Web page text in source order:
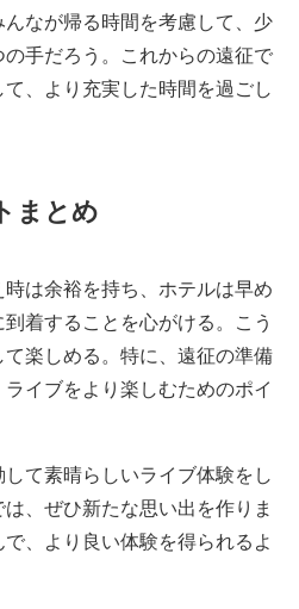
なが帰る時間を考慮して、少
手だろう。これからの遠征で
、より充実した時間を過ごし
まとめ
は余裕を持ち、ホテルは早め
着することを心がける。こう
楽しめる。特に、遠征の準備
イブをより楽しむためのポイ
て素晴らしいライブ体験をし
、ぜひ新たな思い出を作りま
、より良い体験を得られるよ